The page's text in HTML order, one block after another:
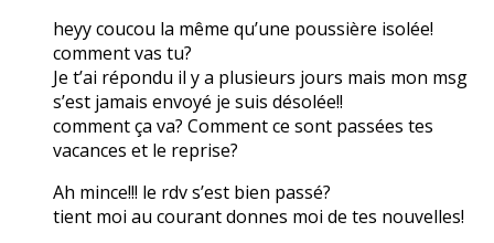
heyy coucou la même qu’une poussière isolée!
comment vas tu?
Je t’ai répondu il y a plusieurs jours mais mon msg
s’est jamais envoyé je suis désolée!!
comment ça va? Comment ce sont passées tes
vacances et le reprise?
Ah mince!!! le rdv s’est bien passé?
tient moi au courant donnes moi de tes nouvelles!